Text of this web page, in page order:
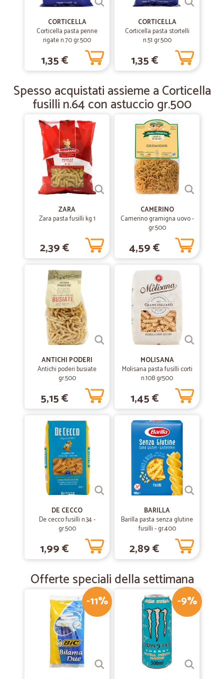
08/03/2019
—Clara R.
Prima esperienza e NON ultima
Prima esperienza e NON ultima. Sito affidabile, spedizione puntuale
04/12/2018
—Ilaria C.
Spedizione veloce
Spedizione veloce, buonissima assistenza clienti. Per il prodotto che
ho ordinato buon prezzo, anche se potrebbe essere migliore.
Comunque sito consigliato a tutti.
CORTICELLA
Corticella pasta penne
rigate n.70 gr.500
1,35 €
CORTICELLA
Corticella pasta stortelli
n.51 gr.500
1,35 €
Spesso acquistati assieme a Corticella
fusilli n.64 con astuccio gr.500
ZARA
Zara pasta fusilli kg 1
2,39 €
CAMERINO
Camerino gramigna uovo -
gr.500
4,59 €
ANTICHI PODERI
Antichi poderi busiate
gr.500
5,15 €
MOLISANA
Molisana pasta fusilli corti
n.108 gr500
1,45 €
DE CECCO
De cecco fusilli n.34 -
gr.500
1,99 €
BARILLA
Barilla pasta senza glutine
fusilli - gr.400
2,89 €
Offerte speciali della settimana
-11% -9%